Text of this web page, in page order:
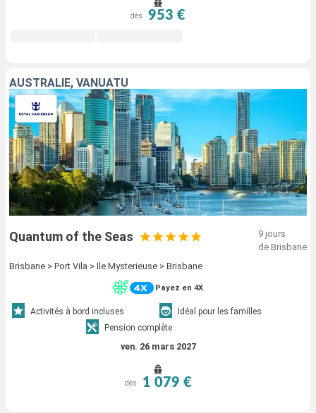
dès 953 €
AUSTRALIE, VANUATU
Quantum of the Seas
9 jours
de Brisbane
Brisbane > Port Vila > Ile Mysterieuse > Brisbane
Payez en 4X
Activités à bord incluses
Idéal pour les familles
Pension complète
ven. 26 mars 2027
dès 1 079 €